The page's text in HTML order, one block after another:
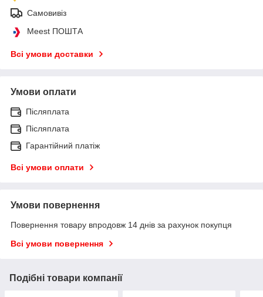
Самовивіз
Meest ПОШТА
Всі умови доставки
Умови оплати
Післяплата
Післяплата
Гарантійний платіж
Всі умови оплати
Умови повернення
Повернення товару впродовж 14 днів за рахунок покупця
Всі умови повернення
Подібні товари компанії